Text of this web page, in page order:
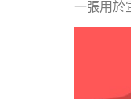
一張用於